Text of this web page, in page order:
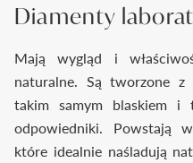
Diamenty
Mają wygląd i
naturalne. Są tworzone z
takim samym blaskiem i
odpowiedniki. Powstają
które idealnie naśladują